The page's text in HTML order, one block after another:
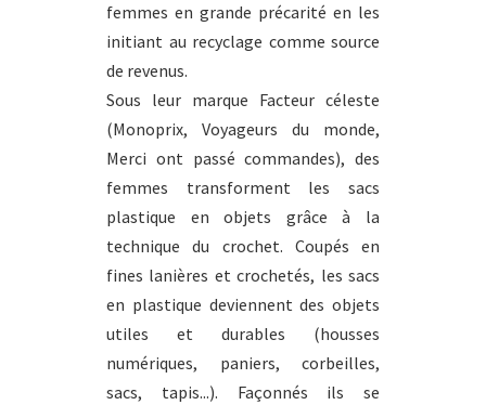
femmes en grande précarité en les
initiant au recyclage comme source
de revenus.
Sous leur marque Facteur céleste
(Monoprix, Voyageurs du monde,
Merci ont passé commandes), des
femmes transforment les sacs
plastique en objets grâce à la
technique du crochet. Coupés en
fines lanières et crochetés, les sacs
en plastique deviennent des objets
utiles et durables (housses
numériques, paniers, corbeilles,
sacs, tapis...). Façonnés ils se